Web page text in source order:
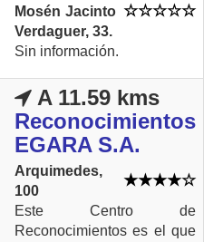
Mosén Jacinto
Verdaguer, 33.
Sin información.
A 11.59 kms
Reconocimientos
EGARA S.A.
Arquimedes,
100
Este Centro de
Reconocimientos es el que